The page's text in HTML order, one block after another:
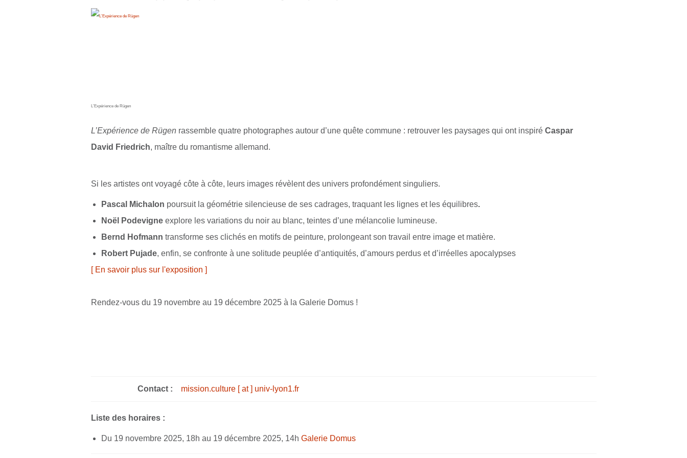
L’Expérience de Rügen
L’Expérience de Rügenrassemble quatre photographes autour d’une quête commune : retrouver les paysages qui ont inspiré Caspar
David Friedrich, maître du romantisme allemand.
Si les artistes ont voyagé côte à côte, leurs images révèlent des univers profondément singuliers.
Pascal Michalon poursuit la géométrie silencieuse de ses cadrages, traquant les lignes et les équilibres.
Noël Podevigne explore les variations du noir au blanc, teintes d’une mélancolie lumineuse.
Bernd Hofmann transforme ses clichés en motifs de peinture, prolongeant son travail entre image et matière.
Robert Pujade, enfin, se confronte à une solitude peuplée d’antiquités, d’amours perdus et d’irréelles apocalypses
[ En savoir plus sur l'exposition ]
Rendez-vous du 19 novembre au 19 décembre 2025 à la Galerie Domus !
Contact : mission.culture [ at ] univ-lyon1.fr
Liste des horaires :
Du 19 novembre 2025, 18h au 19 décembre 2025, 14hGalerie Domus